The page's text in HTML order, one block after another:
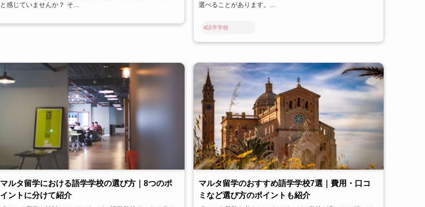
と感じていませんか？ そ...
選べることがあります。...
#語学学校
マルタ留学における語学学校の選び方｜8つのポ
イントに分けて紹介
マルタ留学のおすすめ語学学校7選｜費用・口コ
ミなど選び方のポイントも紹介